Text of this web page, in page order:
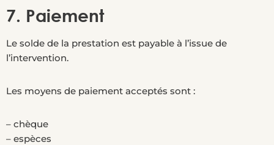
7. Paiement
Le solde de la prestation est payable à l’issue de
l’intervention.
Les moyens de paiement acceptés sont :
– chèque
– espèces